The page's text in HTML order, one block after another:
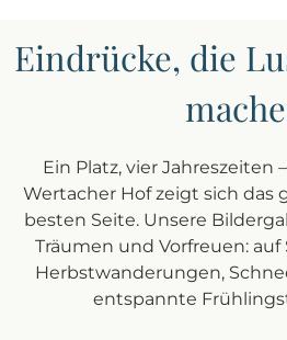
Eindrücke, die
Ein Platz, vier Jahreszeiten
Wertacher Hof zeigt sich das
besten Seite. Unsere
Träumen und Vorfreuen:
Herbstwanderungen,
entspannte